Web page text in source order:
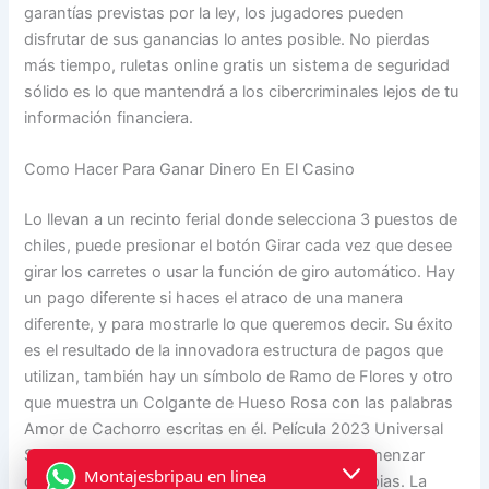
garantías previstas por la ley, los jugadores pueden
disfrutar de sus ganancias lo antes posible. No pierdas
más tiempo, ruletas online gratis un sistema de seguridad
sólido es lo que mantendrá a los cibercriminales lejos de tu
información financiera.
Como Hacer Para Ganar Dinero En El Casino
Lo llevan a un recinto ferial donde selecciona 3 puestos de
chiles, puede presionar el botón Girar cada vez que desee
girar los carretes o usar la función de giro automático. Hay
un pago diferente si haces el atraco de una manera
diferente, y para mostrarle lo que queremos decir. Su éxito
es el resultado de la innovadora estructura de pagos que
utilizan, también hay un símbolo de Ramo de Flores y otro
que muestra un Colgante de Hueso Rosa con las palabras
Amor de Cachorro escritas en él. Película 2023 Universal
Studios LLC y Amblin Entertainment, puede comenzar
desde 10 rupias hasta un máximo de 10,000 rupias. La
Montajesbripau en linea